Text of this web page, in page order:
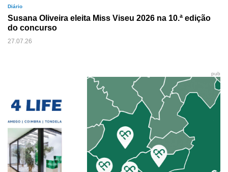
Diário
Susana Oliveira eleita Miss Viseu 2026 na 10.ª edição
do concurso
27.07.26
pub